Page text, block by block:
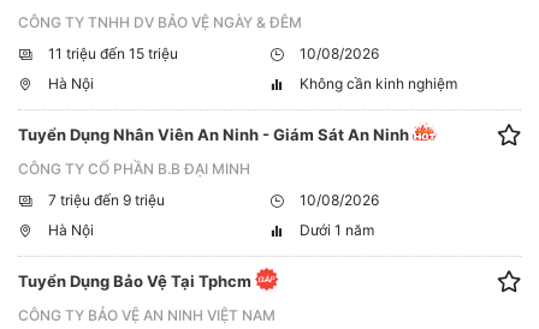
CÔNG TY TNHH DV BẢO VỆ NGÀY & ĐÊM
11 triệu đến 15 triệu
10/08/2026
Hà Nội
Không cần kinh nghiệm
Tuyển Dụng Nhân Viên An Ninh - Giám Sát An Ninh
CÔNG TY CỔ PHẦN B.B ĐẠI MINH
7 triệu đến 9 triệu
10/08/2026
Hà Nội
Dưới 1 năm
Tuyển Dụng Bảo Vệ Tại Tphcm
CÔNG TY BẢO VỆ AN NINH VIỆT NAM